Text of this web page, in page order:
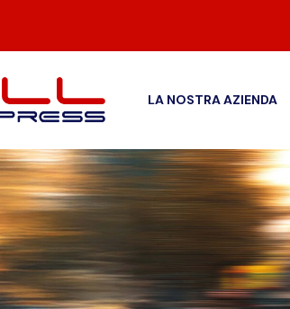
LA NOSTRA AZIENDA